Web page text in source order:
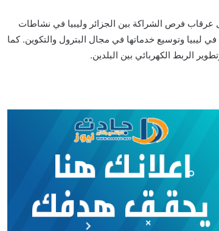
عرقاب فرص الشراكة بين الجزائر وليبيا في نشاطات
وتوسيع خدماتها في مجال البترول والتكوين. كما
الربط الكهربائي بين البلدين.